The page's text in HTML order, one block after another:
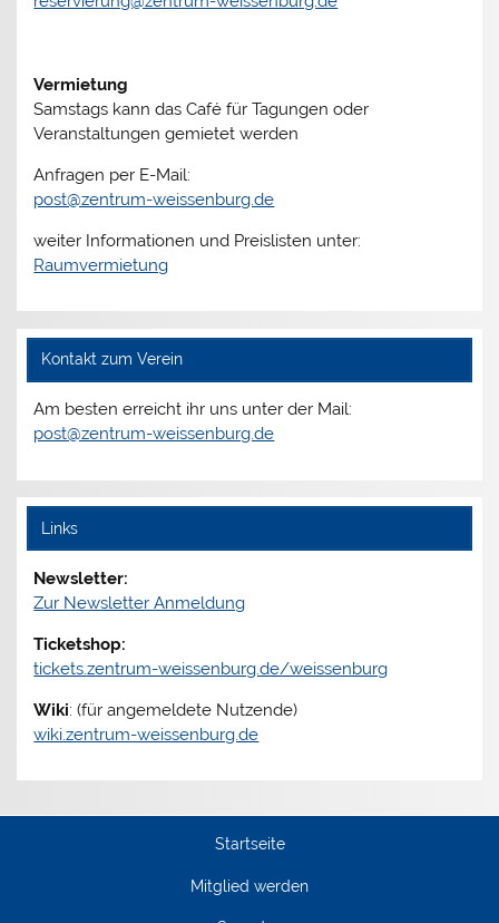
Vermietung
Samstags kann das Café für Tagungen oder
Veranstaltungen gemietet werden
Anfragen per E-Mail:
post@zentrum-weissenburg.de
weiter Informationen und Preislisten unter:
Raumvermietung
Kontakt zum Verein
Am besten erreicht ihr uns unter der Mail:
post@zentrum-weissenburg.de
Links
Newsletter:
Zur Newsletter Anmeldung
Ticketshop:
tickets.zentrum-weissenburg.de/weissenburg
Wiki: (für angemeldete Nutzende)
wiki.zentrum-weissenburg.de
Startseite
Mitglied werden